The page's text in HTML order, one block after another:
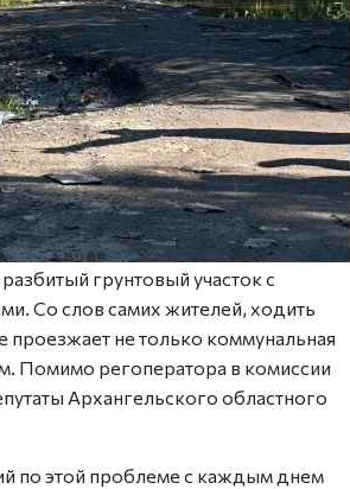
грунтовый участок с
Со слов самих жителей, ходить
проезжает не только коммунальная
Помимо регоператора в комиссии
Архангельского областного
по этой проблеме с каждым днем